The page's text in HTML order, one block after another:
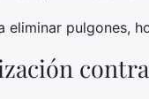
eliminar pulgones,